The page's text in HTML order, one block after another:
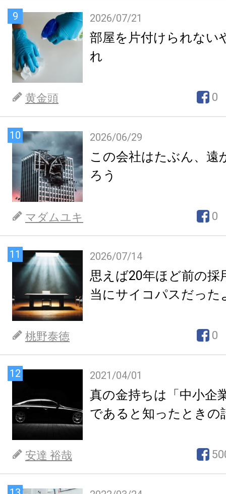
9 2026/07/21
部屋を片付けられない
れ
黄金頭 0
10 2026/06/29
この会社はたぶん、遠
ろう
マダムユキ 0
11 2026/07/14
思えば20年ほど前の採
当にサイコパスだった
桃野泰徳 0
12 2021/04/01
真の金持ちは「中小企
であると知ったときの
安達 裕哉